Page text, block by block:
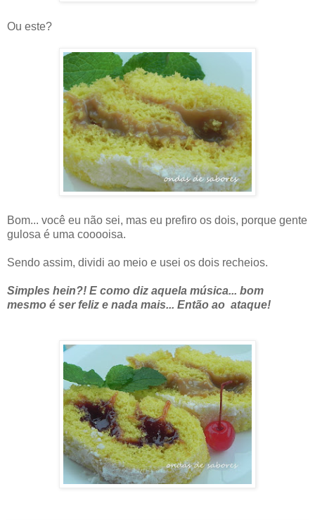
Ou este?
Bom... você eu não sei, mas eu prefiro os dois, porque gente
gulosa é uma cooooisa.
Sendo assim, dividi ao meio e usei os dois recheios.
Simples hein?! E como diz aquela música... bom
mesmo é ser feliz e nada mais... Então ao ataque!